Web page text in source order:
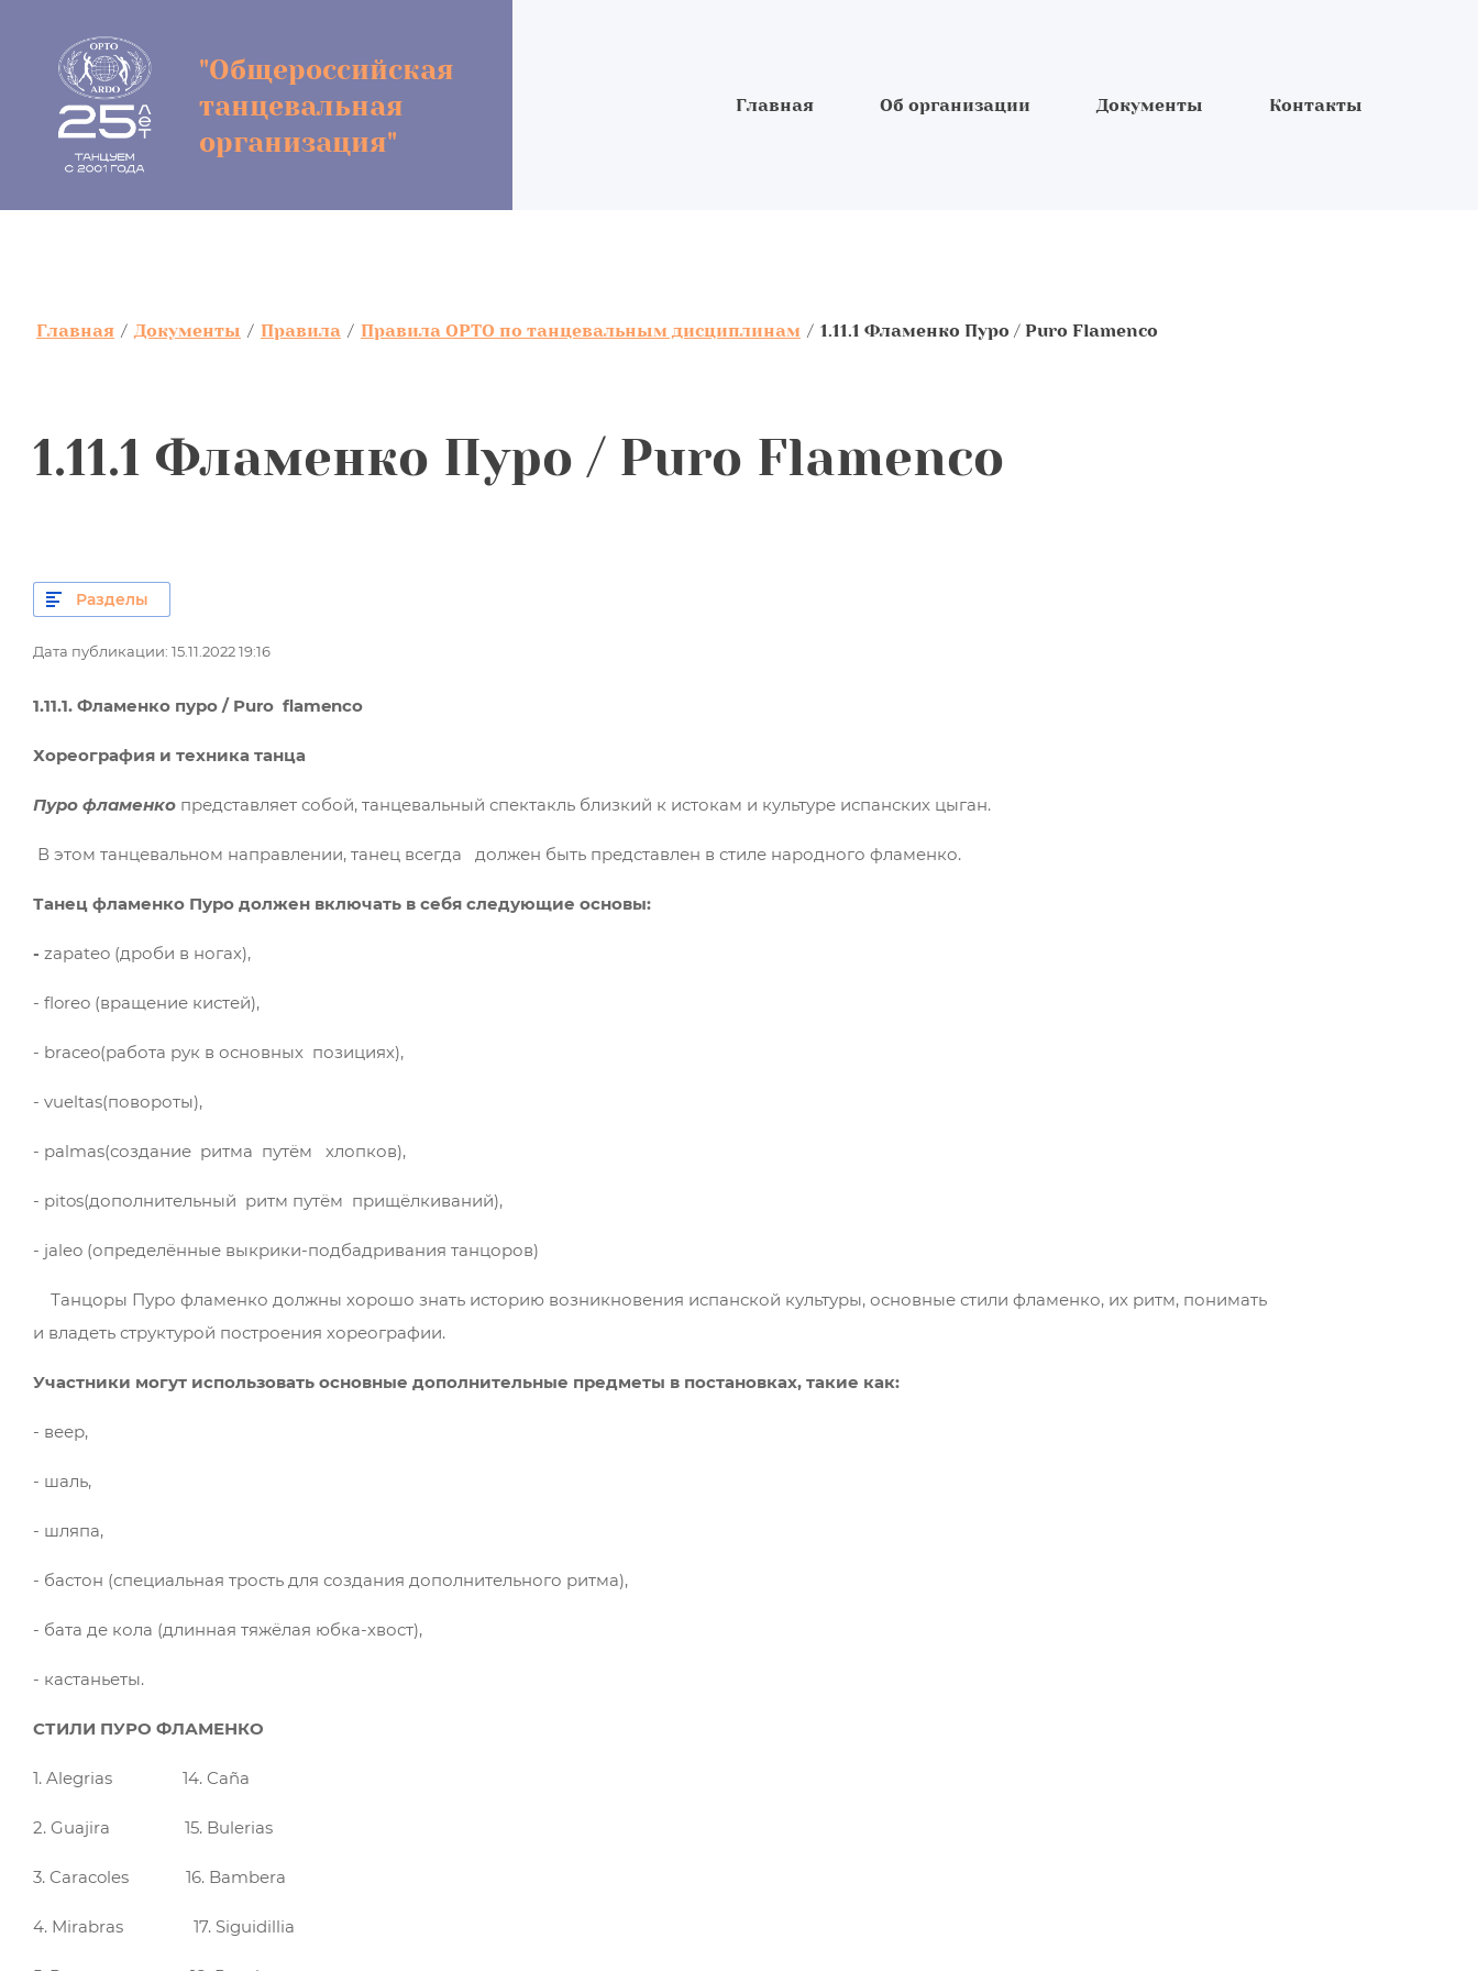
"Общероссийская
танцевальная
организация"
Главная Об организации Документы Контакты
Главная / Документы / Правила / Правила ОРТО по танцевальным дисциплинам / 1.11.1 Фламенко Пуро / Puro Flamenco
1.11.1 Фламенко Пуро / Puro Flamenco
Разделы
Дата публикации: 15.11.2022 19:16
1.11.1. Фламенко пуро / Puro flamenco
Хореография и техника танца
Пуро фламенко представляет собой, танцевальный спектакль близкий к истокам и культуре испанских цыган.
В этом танцевальном направлении, танец всегда должен быть представлен в стиле народного фламенко.
Танец фламенко Пуро должен включать в себя следующие основы:
- zapateo (дроби в ногах),
- floreo (вращение кистей),
- braceo(работа рук в основных позициях),
- vueltas(повороты),
- palmas(создание ритма путём хлопков),
- pitos(дополнительный ритм путём прищёлкиваний),
- jaleo (определённые выкрики-подбадривания танцоров)
Танцоры Пуро фламенко должны хорошо знать историю возникновения испанской культуры, основные стили фламенко, их ритм, понимать
и владеть структурой построения хореографии.
Участники могут использовать основные дополнительные предметы в постановках, такие как:
- веер,
- шаль,
- шляпа,
- бастон (специальная трость для создания дополнительного ритма),
- бата де кола (длинная тяжёлая юбка-хвост),
- кастаньеты.
СТИЛИ ПУРО ФЛАМЕНКО
1. Alegrias 14. Caña
2. Guajira 15. Bulerias
3. Caracoles 16. Bambera
4. Mirabras 17. Siguidillia